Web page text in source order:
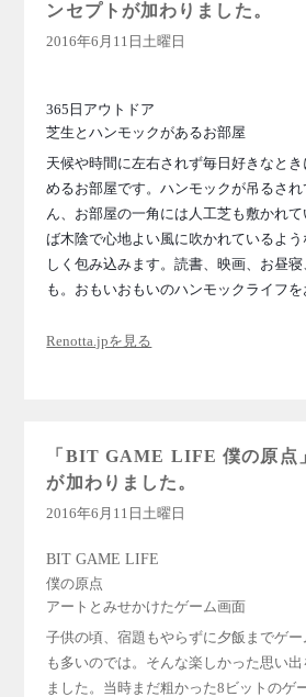
ンセプトが加わりました。
2016年6月11日土曜日
365日アウトドア
芝生とハンモックがあるお部屋
天候や時間に左右されず毎日好きなと
めるお部屋です。ハンモックが吊るさ
ん、お部屋の一角には人工芝も敷かれ
ば木陰で心地よい風に吹かれているよ
しく包み込みます。読書、映画、お昼
も。おもいおもいのハンモックライフを
Renotta.jpを見る
「BIT GAME LIFE 僕の原点
が加わりました。
2016年6月11日土曜日
BIT GAME LIFE
僕の原点
アートとみせかけたゲーム画面
子供の頃、宿題もやらずに夕飯までゲ
も多いのでは。そんな楽しかった思い
ました。当時まだ粗かった8ビットのゲ